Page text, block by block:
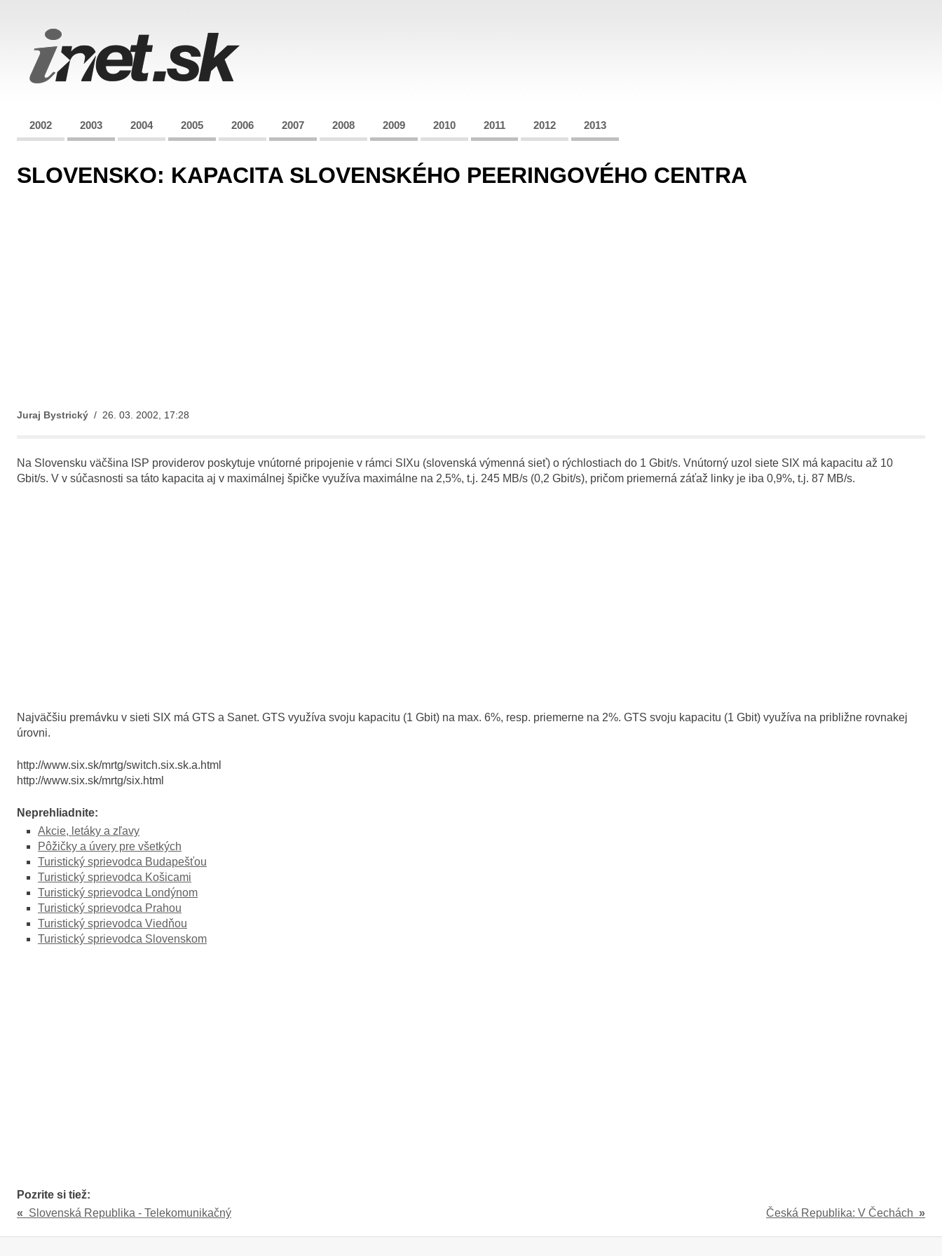
2002 2003 2004 2005 2006 2007 2008 2009 2010 2011 2012 2013
SLOVENSKO: KAPACITA SLOVENSKÉHO PEERINGOVÉHO CENTRA
Juraj Bystrický / 26. 03. 2002, 17:28
Na Slovensku väčšina ISP providerov poskytuje vnútorné pripojenie v rámci SIXu (slovenská výmenná sieť) o rýchlostiach do 1 Gbit/s. Vnútorný uzol siete SIX má kapacitu až 10
Gbit/s. V v súčasnosti sa táto kapacita aj v maximálnej špičke využíva maximálne na 2,5%, t.j. 245 MB/s (0,2 Gbit/s), pričom priemerná záťaž linky je iba 0,9%, t.j. 87 MB/s.
Najväčšiu premávku v sieti SIX má GTS a Sanet. GTS využíva svoju kapacitu (1 Gbit) na max. 6%, resp. priemerne na 2%. GTS svoju kapacitu (1 Gbit) využíva na približne rovnakej
úrovni.
http://www.six.sk/mrtg/switch.six.sk.a.html
http://www.six.sk/mrtg/six.html
Neprehliadnite:
Akcie, letáky a zľavy
Pôžičky a úvery pre všetkých
Turistický sprievodca Budapešťou
Turistický sprievodca Košicami
Turistický sprievodca Londýnom
Turistický sprievodca Prahou
Turistický sprievodca Viedňou
Turistický sprievodca Slovenskom
Pozrite si tiež:
« Slovenská Republika - Telekomunikačný Česká Republika: V Čechách »